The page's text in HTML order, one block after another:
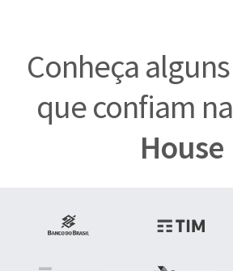
Conheça alguns
que confiam na
House